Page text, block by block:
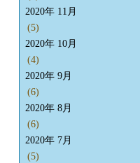
2020年 11月
(5)
2020年 10月
(4)
2020年 9月
(6)
2020年 8月
(6)
2020年 7月
(5)